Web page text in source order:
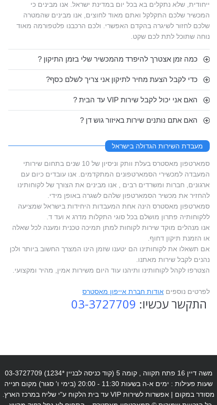
ייחודית, שלא נתקלים בא בכל יום במדינת ישראל. אנו מבינים כי
המכשיר שלכם התקלקל ואתם מאוד לחוצים, אנו מבינים שהמטרה
שלכם לחזור לשיגרה בהקדם האפשרי. ולכם הרכבנו פלטפורמה מאוד
נוחה שתוכל לתת לכם שקט.
כמה זמן אצטרך להיפרד מהמכשיר שלי בזמן התיקון ?
כדי לקבל הצעת מחיר לתיקון אני צריך לשלם כסף?
האם אני יכול לקבל שירות VIP עד הבית ?
האם אתם נותנים שירות באיזור גוש דן ?
מעבדת השירות הגדולה בישראל
סמארטפון מאסטרס בעלת וותק וניסיון של 10 שנים בתחום שירותי
המעבדה למכשירי הסמארטפונים המתקדמים. אנו עובדים כיום עם
ארגונים, חברות ומשרדים רבים , אנו מבינים את הצורך של לקוחותינו
להחזיר את מכשיר הסמארטפון שלהם לשגרה באופן מידי.
סמארטפון מאסטרס הינה אחת המעבדות היחידות בישראל שמציעה
ללקוחותיה פתרון מושלם בכל סוגי התקלות מדרג א ועד ד.
אנו מנהלים מוקד שירות לקוחות למתן תמיכה טכנית ומענה לכל שאלה
או הזמנת תיקון דחוף.
אם תשאלו את לקוחותינו הם יטענו שזמן הינו המצרך החשוב ביותר ולכן
נהנים לקבל שירות מאתנו.
הצטרפו לקהל לקוחותינו ותיהנו עוד היום משירות אמין, מהיר ומקצועי.
לפרטים נוספים אודות חברת אייפון מאסטרס
התקשר עכשיו: 03-3727709
משה דיין 16 פתח תקווה , קומה 5 (קוד כניסה לבניין *1234) 03-3727709
שעות פעילות : ימים א-ה בשעות 11:30 - 20:00 (בימי ו' סגור) מקום חנייה
מסודר במקום | אפשרות לשירות VIP עד בית הלקוח ע"י שליח במרכז הארץ.